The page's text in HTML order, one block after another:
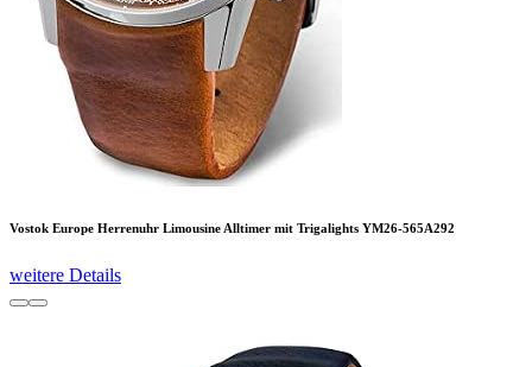
Vostok Europe Herrenuhr Limousine Alltimer mit Trigalights YM26-565A292
weitere Details